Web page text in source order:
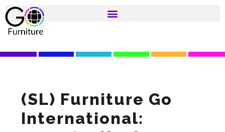
(SL) Furniture Go
International: